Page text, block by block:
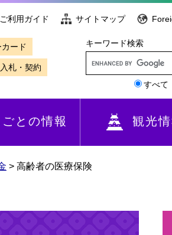
ご利用ガイド サイトマップ
ード
入札・契約
キーワード検索
すべて
ごとの情報 観光情
> 高齢者の医療保険